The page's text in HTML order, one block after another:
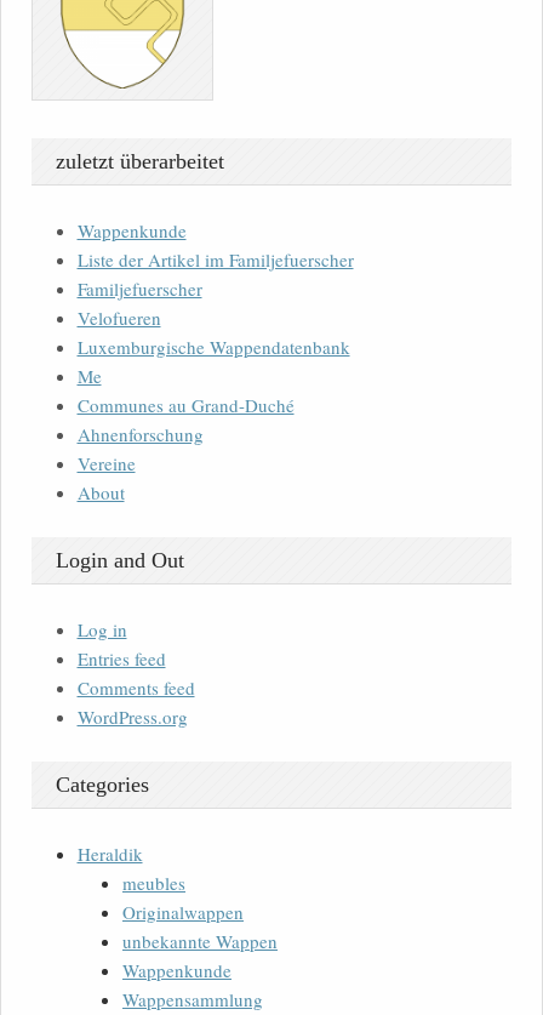
zuletzt überarbeitet
Wappenkunde
Liste der Artikel im Familjefuerscher
Familjefuerscher
Velofueren
Luxemburgische Wappendatenbank
Me
Communes au Grand-Duché
Ahnenforschung
Vereine
About
Login and Out
Log in
Entries feed
Comments feed
WordPress.org
Categories
Heraldik
meubles
Originalwappen
unbekannte Wappen
Wappenkunde
Wappensammlung